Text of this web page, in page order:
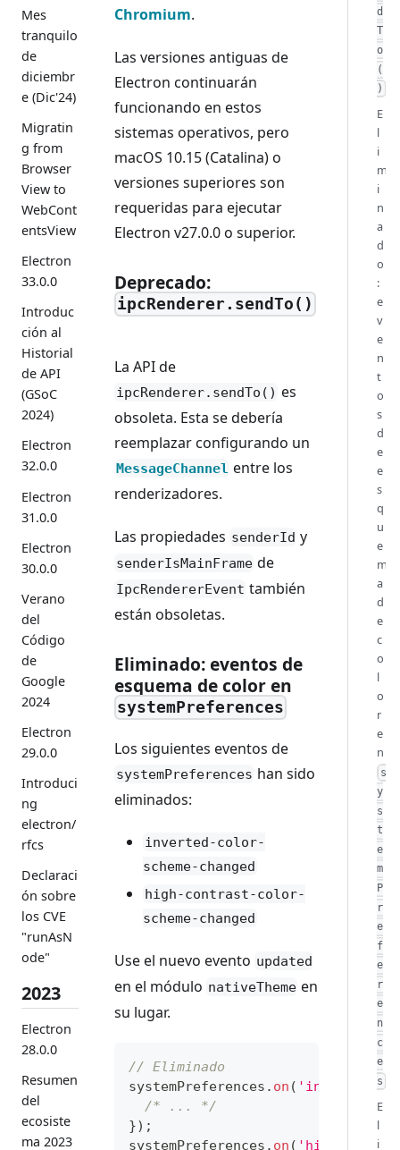
Mes
tranquilo
de
diciembr
e (Dic'24)
Migratin
g from
Browser
View to
WebCont
entsView
Electron
33.0.0
Introduc
ción al
Historial
de API
(GSoC
2024)
Electron
32.0.0
Electron
31.0.0
Electron
30.0.0
Verano
del
Código
de
Google
2024
Electron
29.0.0
Introduci
ng
electron/
rfcs
Declaraci
ón sobre
los CVE
"runAsN
ode"
2023
Electron
28.0.0
Resumen
del
ecosiste
ma 2023
Chromium.
Las versiones antiguas de
Electron continuarán
funcionando en estos
sistemas operativos, pero
macOS 10.15 (Catalina) o
versiones superiores son
requeridas para ejecutar
Electron v27.0.0 o superior.
Deprecado:
ipcRenderer.sendTo()
La API de
ipcRenderer.sendTo() es
obsoleta. Esta se debería
reemplazar configurando un
MessageChannel entre los
renderizadores.
Las propiedades senderId y
senderIsMainFrame de
IpcRendererEvent también
están obsoletas.
Eliminado: eventos de
esquema de color en
systemPreferences
Los siguientes eventos de
systemPreferences han sido
eliminados:
inverted-color-
scheme-changed
high-contrast-color-
scheme-changed
Use el nuevo evento updated
en el módulo nativeTheme en
su lugar.
// Eliminado
systemPreferences . on ( 'inverted-
/* ... */
}) ;
systemPreferences . on ( 'high-
d
T
o
(
)
E
l
i
m
i
n
a
d
o
:
e
v
e
n
t
o
s
d
e
e
s
q
u
e
m
a
d
e
c
o
l
o
r
e
n
s
y
s
t
e
m
P
r
e
f
e
r
e
n
c
e
s
E
l
i